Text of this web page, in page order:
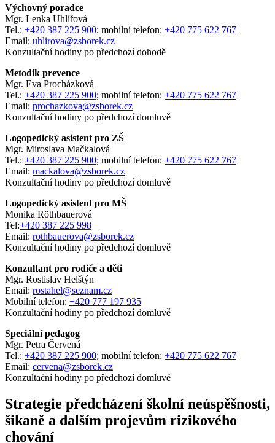
Výchovný poradce
Mgr. Lenka Uhlířová
Tel.: +420 387 225 900; mobilní telefon: +420 775 622 767
Email: uhlirova@zsborek.cz
Konzultační hodiny po předchozí dohodě
Metodik prevence
Mgr. Eva Procházková
Tel.: +420 387 225 900; mobilní telefon: +420 775 622 767
Email: prochazkova@zsborek.cz
Konzultační hodiny po předchozí domluvě
Logopedický asistent pro ZŠ
Mgr. Miroslava Mačkalová
Tel.: +420 387 225 900; mobilní telefon: +420 775 622 767
Email: mackalova@zsborek.cz
Konzultační hodiny po předchozí domluvě
Logopedický asistent pro MŠ
Monika Röthbauerová
Tel:+420 387 225 998
Email: rothbauerova@zsborek.cz
Konzultační hodiny po předchozí domluvě
Konzultant pro rodiče a děti
Mgr. Rostislav Helštýn
Email: rostahel@seznam.cz
Mobilní telefon: +420 777 197 935
Konzultační hodiny po předchozí domluvě
Speciální pedagog
Mgr. Petra Červená
Tel.: +420 387 225 900; mobilní telefon: +420 775 622 767
Email: cervena@zsborek.cz
Konzultační hodiny po předchozí domluvě
Strategie předcházení školní neúspěšnosti,
šikaně a dalším projevům rizikového
chování